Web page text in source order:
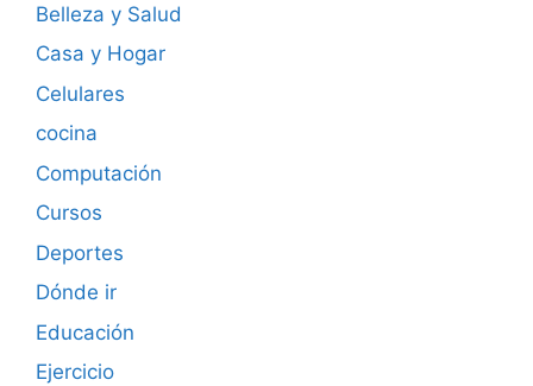
Belleza y Salud
Casa y Hogar
Celulares
cocina
Computación
Cursos
Deportes
Dónde ir
Educación
Ejercicio